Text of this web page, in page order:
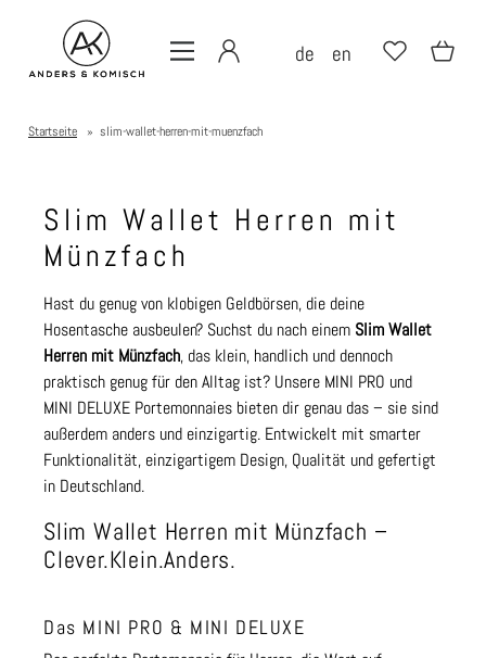
de en
Startseite » slim-wallet-herren-mit-muenzfach
Slim Wallet Herren mit
Münzfach
Hast du genug von klobigen Geldbörsen, die deine
Hosentasche ausbeulen? Suchst du nach einem Slim Wallet
Herren mit Münzfach, das klein, handlich und dennoch
praktisch genug für den Alltag ist? Unsere MINI PRO und
MINI DELUXE Portemonnaies bieten dir genau das – sie sind
außerdem anders und einzigartig. Entwickelt mit smarter
Funktionalität, einzigartigem Design, Qualität und gefertigt
in Deutschland.
Slim Wallet Herren mit Münzfach –
Clever.Klein.Anders.
Das MINI PRO & MINI DELUXE